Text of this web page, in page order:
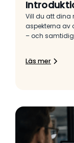
Vill du att dina
aspekterna av
– och
Läs mer